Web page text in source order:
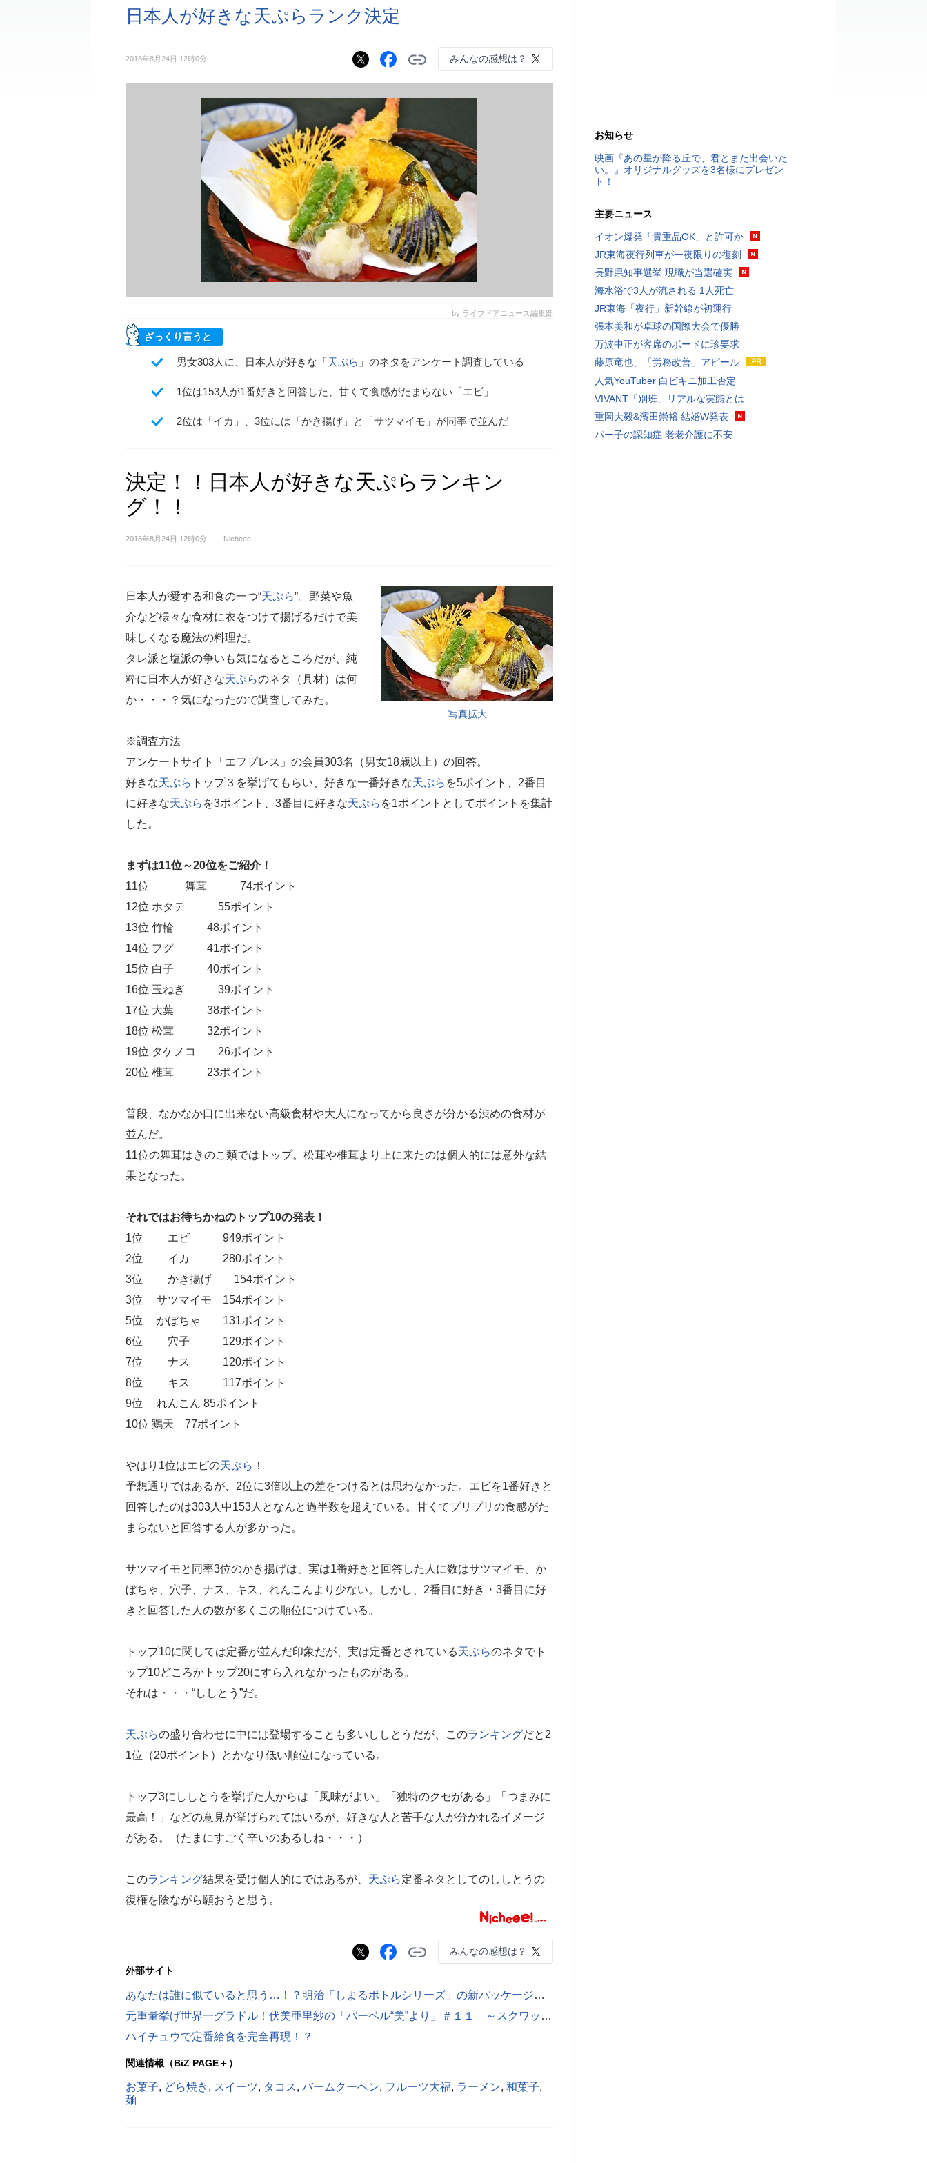
日本人が好きな天ぷらランク決定
2018年8月24日 12時0分 みんなの感想は？
by ライブドアニュース編集部
ざっくり言うと
男女303人に、日本人が好きな「天ぷら 」のネタをアンケート調査している
1位は153人が1番好きと回答した、甘くて食感がたまらない「エビ」
2位は「イカ」、3位には「かき揚げ」と「サツマイモ」が同率で並んだ
決定！！日本人が好きな天ぷらランキン
グ！！
2018年8月24日 12時0分 Nicheee!
写真拡大
日本人が愛する和食の一つ“天ぷら”。野菜や魚
介など様々な食材に衣をつけて揚げるだけで美
味しくなる魔法の料理だ。
タレ派と塩派の争いも気になるところだが、純
粋に日本人が好きな天ぷらのネタ（具材）は何
か・・・？気になったので調査してみた。
※調査方法
アンケートサイト「エフプレス」の会員303名（男女18歳以上）の回答。
好きな天ぷら トップ３を挙げてもらい、好きな一番好きな天ぷら を5ポイント、2番目
に好きな天ぷら を3ポイント、3番目に好きな天ぷら を1ポイントとしてポイントを集計
した。
まずは11位～20位をご紹介！
11位 舞茸 74ポイント
12位 ホタテ 55ポイント
13位 竹輪 48ポイント
14位 フグ 41ポイント
15位 白子 40ポイント
16位 玉ねぎ 39ポイント
17位 大葉 38ポイント
18位 松茸 32ポイント
19位 タケノコ 26ポイント
20位 椎茸 23ポイント
普段、なかなか口に出来ない高級食材や大人になってから良さが分かる渋めの食材が
並んだ。
11位の舞茸はきのこ類ではトップ。松茸や椎茸より上に来たのは個人的には意外な結
果となった。
それではお待ちかねのトップ10の発表！
1位 エビ 949ポイント
2位 イカ 280ポイント
3位 かき揚げ 154ポイント
3位 サツマイモ 154ポイント
5位 かぼちゃ 131ポイント
6位 穴子 129ポイント
7位 ナス 120ポイント
8位 キス 117ポイント
9位 れんこん 85ポイント
10位 鶏天 77ポイント
やはり1位はエビの天ぷら ！
予想通りではあるが、2位に3倍以上の差をつけるとは思わなかった。エビを1番好きと
回答したのは303人中153人となんと過半数を超えている。甘くてプリプリの食感がた
まらないと回答する人が多かった。
サツマイモと同率3位のかき揚げは、実は1番好きと回答した人に数はサツマイモ、か
ぼちゃ、穴子、ナス、キス、れんこんより少ない。しかし、2番目に好き・3番目に好
きと回答した人の数が多くこの順位につけている。
トップ10に関しては定番が並んだ印象だが、実は定番とされている天ぷらのネタでト
ップ10どころかトップ20にすら入れなかったものがある。
それは・・・“ししとう”だ。
天ぷらの盛り合わせに中には登場することも多いししとうだが、このランキングだと2
1位（20ポイント）とかなり低い順位になっている。
トップ3にししとうを挙げた人からは「風味がよい」「独特のクセがある」「つまみに
最高！」などの意見が挙げられてはいるが、好きな人と苦手な人が分かれるイメージ
がある。（たまにすごく辛いのあるしね・・・）
このランキング結果を受け個人的にではあるが、 天ぷら定番ネタとしてのししとうの
復権を陰ながら願おうと思う。
みんなの感想は？
外部サイト
あなたは誰に似ていると思う…！？明治「しまるボトルシリーズ」の新パッケージ・デザインのイラストが話題！！
元重量挙げ世界一グラドル！伏美亜里紗の「バーベル“美”より」＃１１ ～スクワットのフォームについて～
ハイチュウで定番給食を完全再現！？
関連情報（BiZ PAGE＋）
お菓子, どら焼き , スイーツ, タコス, バームクーヘン, フルーツ大福, ラーメン, 和菓子,
麺
お知らせ
映画『あの星が降る丘で、君とまた出会いた
い。』オリジナルグッズを3名様にプレゼン
ト！
主要ニュース
イオン爆発「貴重品OK」と許可か
JR東海夜行列車が一夜限りの復刻
長野県知事選挙 現職が当選確実
海水浴で3人が流される 1人死亡
JR東海「夜行」新幹線が初運行
張本美和が卓球の国際大会で優勝
万波中正が客席のボードに珍要求
藤原竜也、「労務改善」アピール
人気YouTuber 白ビキニ加工否定
VIVANT「別班」リアルな実態とは
重岡大毅&濱田崇裕 結婚W発表
パー子の認知症 老老介護に不安